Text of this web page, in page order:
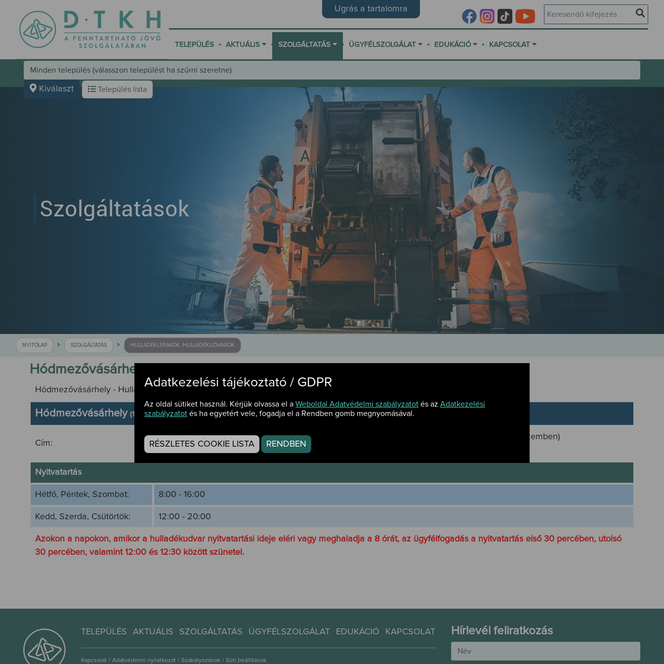
Adatkezelési tájékoztató / GDPR
Az oldal sütiket használ. Kérjük olvassa el a Weboldal Adatvédelmi szabályzatot és az Adatkezelési
szabályzatot és ha egyetért vele, fogadja el a Rendben gomb megnyomásával.
RÉSZLETES COOKIE LISTA RENDBEN
Ugrás a tartalomra
TELEPÜLÉS • AKTUÁLIS • SZOLGÁLTATÁS • ÜGYFÉLSZOLGÁLAT • EDUKÁCIÓ • KAPCSOLAT
Kiválaszt Település lista
Szolgáltatások
NYITÓLAP SZOLGÁLTATÁS HULLADÉKLERAKÓK, HULLADÉKUDVAROK
Hódmezővásárhely Hulladékudvar
Hódmezővásárhely - Hulladékudvar
Hódmezővásárhely (10 ezer fő feletti)
Cím:
6800 Hódmezővásárhely, belterület 3570/64. (Szántó Kovács János utcán a Hódtrans Kft-vel szemben)
GPS (46.437281, 20.316938)
Nyitvatartás
Hétfő, Péntek, Szombat: 8:00 - 16:00
Kedd, Szerda, Csütörtök: 12:00 - 20:00
Azokon a napokon, amikor a hulladékudvar nyitvatartási ideje eléri vagy meghaladja a 8 órát, az ügyfélfogadás a nyitvatartás első 30 percében, utolsó
30 percében, valamint 12:00 és 12:30 között szünetel.
TELEPÜLÉS AKTUÁLIS SZOLGÁLTATÁS ÜGYFÉLSZOLGÁLAT EDUKÁCIÓ KAPCSOLAT
Kapcsolat Adatvédelmi nyilatkozat Szabályozások Süti beállítások
Hírlevél feliratkozás